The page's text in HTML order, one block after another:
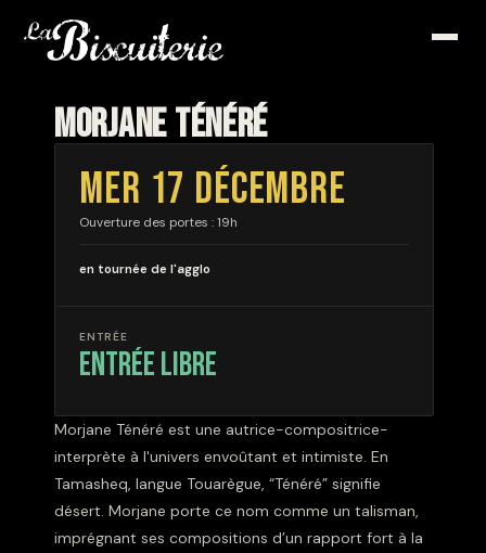
MORJANE TÉNÉRÉ
Morjane Ténéré est une autrice-compositrice-
interprète à l'univers envoûtant et intimiste. En
Tamasheq, langue Touarègue, “Ténéré” signifie
désert. Morjane porte ce nom comme un talisman,
imprégnant ses compositions d’un rapport fort à la
MER 17 DÉCEMBRE
Ouverture des portes : 19h
en tournée de l'agglo
ENTRÉE
entrée libre